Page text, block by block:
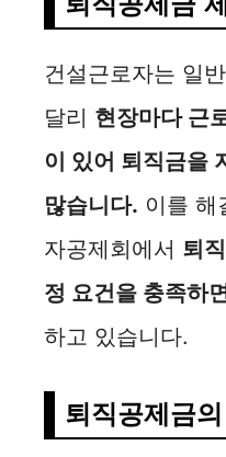
건설근로자는 일
달리 현장마다 근
이 있어 퇴직금을
많습니다. 이를 해
자공제회에서 퇴
정 요건을 충족하
하고 있습니다.
퇴직공제금